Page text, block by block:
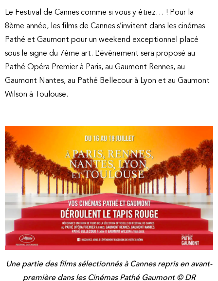
Le Festival de Cannes comme si vous y étiez… ! Pour la
8ème année, les films de Cannes s’invitent dans les cinémas
Pathé et Gaumont pour un weekend exceptionnel placé
sous le signe du 7ème art. L’évènement sera proposé au
Pathé Opéra Premier à Paris, au Gaumont Rennes, au
Gaumont Nantes, au Pathé Bellecour à Lyon et au Gaumont
Wilson à Toulouse.
Une partie des films sélectionnés à Cannes repris en avant-
première dans les Cinémas Pathé Gaumont © DR